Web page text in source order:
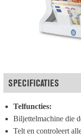
SPECIFICATIES
Telfuncties:
Biljettelmachine die
Telt en controleert